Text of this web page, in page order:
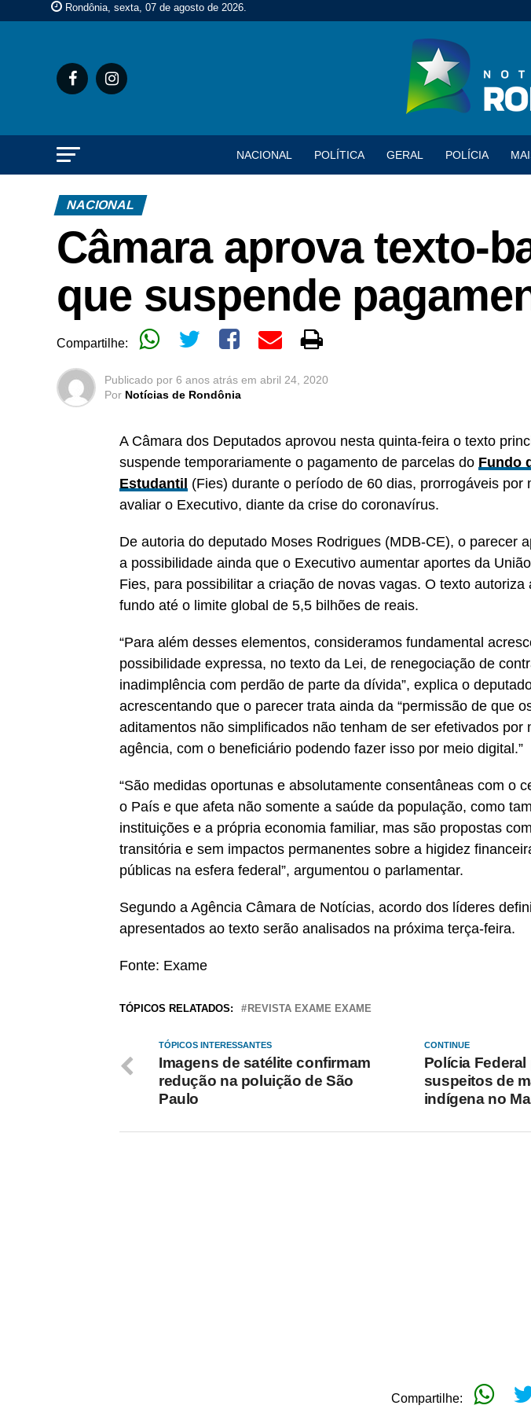
Rondônia, sexta, 07 de agosto de 2026.
NACIONAL POLÍTICA GERAL POLÍCIA
NACIONAL
Câmara aprova texto-
que suspende
Compartilhe:
Publicado por 6 anos atrás em abril 24, 2020
Por Notícias de Rondônia
A Câmara dos Deputados aprovou nesta quinta-feira o texto
suspende temporariamente o pagamento de parcelas do Fundo
Estudantil (Fies) durante o período de 60 dias, prorrogáveis por
avaliar o Executivo, diante da crise do coronavírus.
De autoria do deputado Moses Rodrigues (MDB-CE), o parecer
a possibilidade ainda que o Executivo aumentar aportes da
Fies, para possibilitar a criação de novas vagas. O texto autoriza
fundo até o limite global de 5,5 bilhões de reais.
“Para além desses elementos, consideramos fundamental
possibilidade expressa, no texto da Lei, de renegociação de
inadimplência com perdão de parte da dívida”, explica o
acrescentando que o parecer trata ainda da “permissão de que
aditamentos não simplificados não tenham de ser efetivados por
agência, com o beneficiário podendo fazer isso por meio digital.”
“São medidas oportunas e absolutamente consentâneas com o
o País e que afeta não somente a saúde da população, como
instituições e a própria economia familiar, mas são propostas
transitória e sem impactos permanentes sobre a higidez
públicas na esfera federal”, argumentou o parlamentar.
Segundo a Agência Câmara de Notícias, acordo dos líderes
apresentados ao texto serão analisados na próxima terça-feira.
Fonte: Exame
TÓPICOS RELATADOS: REVISTA EXAME EXAME
CONTINUE
Polícia
suspeitos de
indígena no
TÓPICOS INTERESSANTES
Imagens de satélite confirmam
redução na poluição de São
Paulo
Compartilhe: